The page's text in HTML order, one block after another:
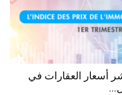
العقارات في